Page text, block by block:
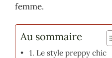
femme.
Au sommaire
1. Le style preppy chic